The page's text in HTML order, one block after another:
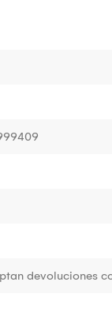
devoluciones